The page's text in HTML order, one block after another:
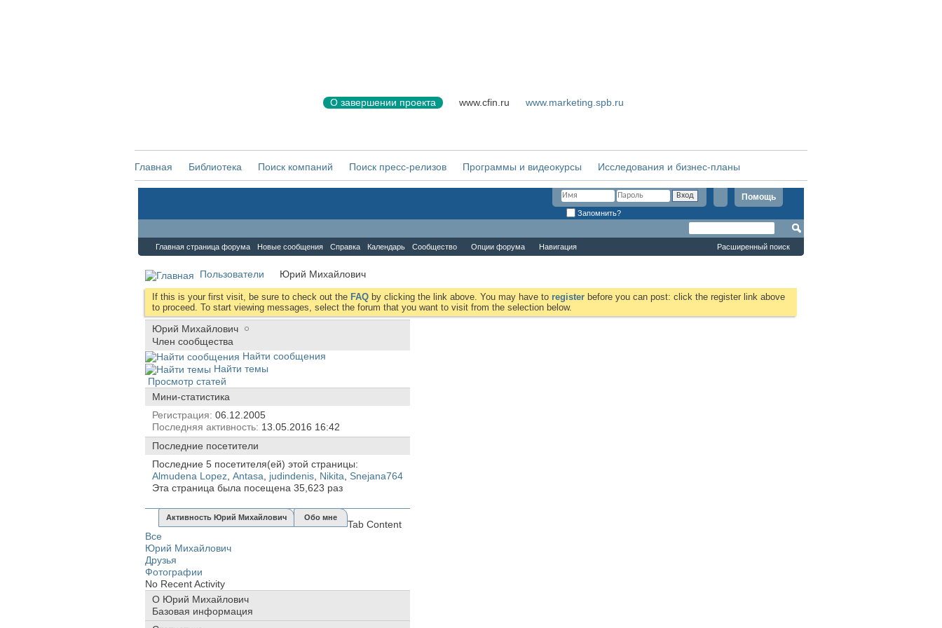
О завершении проекта www.cfin.ru www.marketing.spb.ru
Главная Библиотека Поиск компаний Поиск пресс-релизов Программы и видеокурсы Исследования и бизнес-планы
Помощь
Запомнить?
Главная страница форума Новые сообщения Справка Календарь Сообщество Опции форума Навигация Расширенный поиск
Пользователи Юрий Михайлович
If this is your first visit, be sure to check out the FAQ by clicking the link above. You may have to register before you can post: click the register link above
to proceed. To start viewing messages, select the forum that you want to visit from the selection below.
Юрий Михайлович
Член сообщества
Найти сообщения
Найти темы
Просмотр статей
Мини-статистика
Регистрация 06.12.2005
Последняя активность 13.05.2016 16:42
Последние посетители
Последние 5 посетителя(ей) этой страницы:
Almudena Lopez Antasa judindenis Nikita
Snejana764
Эта страница была посещена 35,623 раз
Активность Юрий Михайлович Обо мне
Tab Content
Все
Юрий Михайлович
Друзья
Фотографии
No Recent Activity
О Юрий Михайлович
Базовая информация